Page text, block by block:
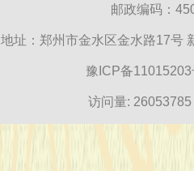
邮政编码：
地址：郑州市金水区金水路17号
豫ICP备
访问量: 26053785